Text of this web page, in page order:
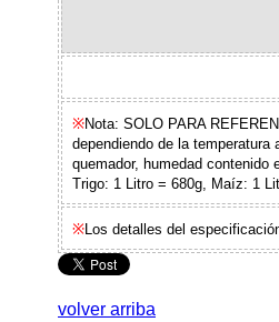
※Nota: SOLO PARA
dependiendo de la
quemador, humedad
Trigo: 1 Litro = 680g, Maíz: 1
※Los detalles del
volver arriba